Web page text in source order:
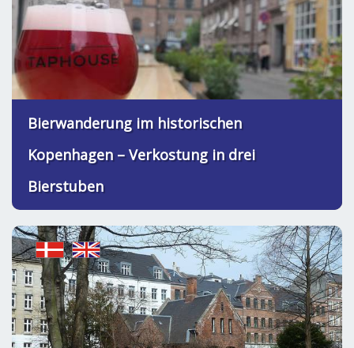
Bierwanderung im historischen
Kopenhagen – Verkostung in drei
Bierstuben